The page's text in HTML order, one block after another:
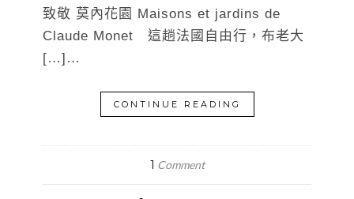
致敬 莫內花園 Maisons et jardins de
Claude Monet 這趟法國自由行，布老大
[…]…
CONTINUE READING
1 Comment